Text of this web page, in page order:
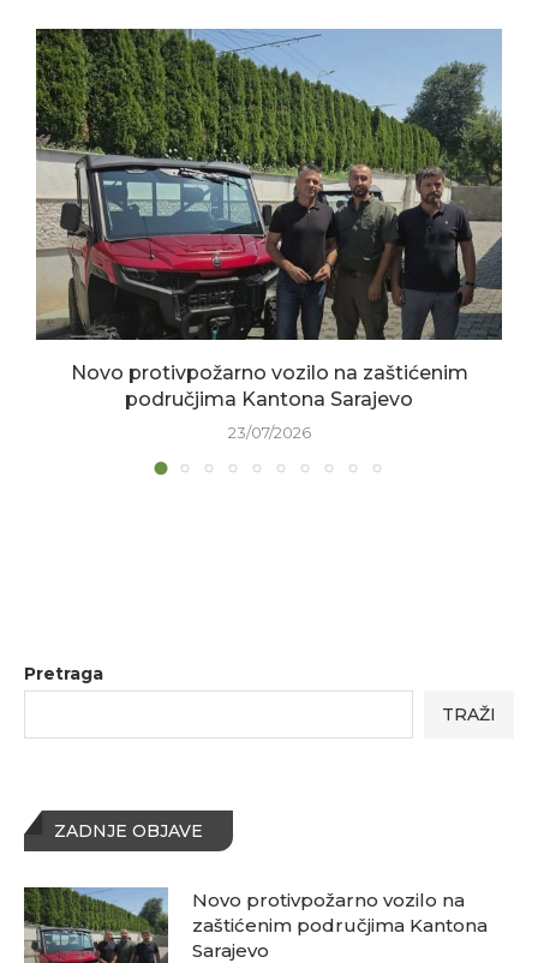
Novo protivpožarno vozilo na zaštićenim
područjima Kantona Sarajevo
23/07/2026
Pretraga
TRAŽI
ZADNJE OBJAVE
Novo protivpožarno vozilo na
zaštićenim područjima Kantona
Sarajevo